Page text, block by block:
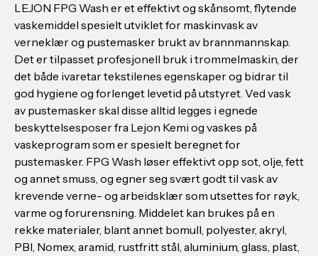
LEJON FPG Wash er et effektivt og skånsomt, flytende
vaskemiddel spesielt utviklet for maskinvask av
verneklær og pustemasker brukt av brannmannskap.
Det er tilpasset profesjonell bruk i trommelmaskin, der
det både ivaretar tekstilenes egenskaper og bidrar til
god hygiene og forlenget levetid på utstyret. Ved vask
av pustemasker skal disse alltid legges i egnede
beskyttelsesposer fra Lejon Kemi og vaskes på
vaskeprogram som er spesielt beregnet for
pustemasker. FPG Wash løser effektivt opp sot, olje, fett
og annet smuss, og egner seg svært godt til vask av
krevende verne- og arbeidsklær som utsettes for røyk,
varme og forurensning. Middelet kan brukes på en
rekke materialer, blant annet bomull, polyester, akryl,
PBI, Nomex, aramid, rustfritt stål, aluminium, glass, plast,